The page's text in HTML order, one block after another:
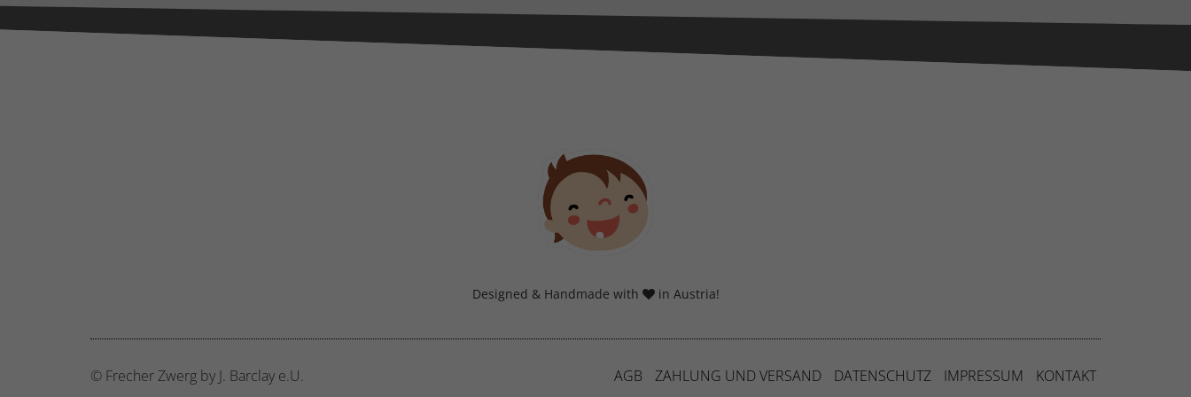
Designed & Handmade with in Austria!
© Frecher Zwerg by J. Barclay e.U. AGB ZAHLUNG UND VERSAND DATENSCHUTZ IMPRESSUM KONTAKT
personalisierte Werbung anzuzeigen. Sie tun dies, indem sie Besucher über Websites
Inhalte von Videoplattformen und Social-Media-Plattformen werden standardmäßig
blockiert. Wenn Cookies von externen Medien akzeptiert werden, bedarf der Zugriff auf
diese Inhalte keiner manuellen Einwilligung mehr.
Cookie-Informationen anzeigen